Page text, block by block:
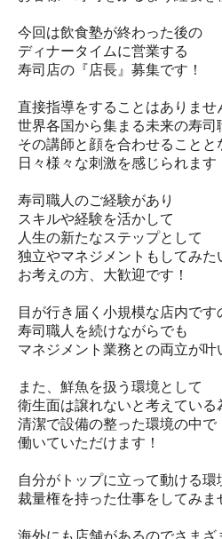
今回は飲食塾が終わった後の
ディナータイムに営業する
寿司店の『店長』募集です！
直接指導をすることはありませ
世界各国から集まる未来の寿司
その講師と顔を合わせることと
日々様々な刺激を感じられます
寿司職人のご経験があり
スキルや経験を活かして
人生の新たなステップとして
独立やマネジメントもしてみた
お考えの方、大歓迎です！
目が行き届く小規模な店内です
寿司職人を続けながらでも
マネジメント業務との両立が
また、鮮魚を扱う環境として
衛生面は譲れないと考えている
清潔で設備の整った環境の中で
働いていただけます！
自分がトップに立って動ける環
裁量権を持った仕事をしてみま
海外にも店舗があるのでさまざ